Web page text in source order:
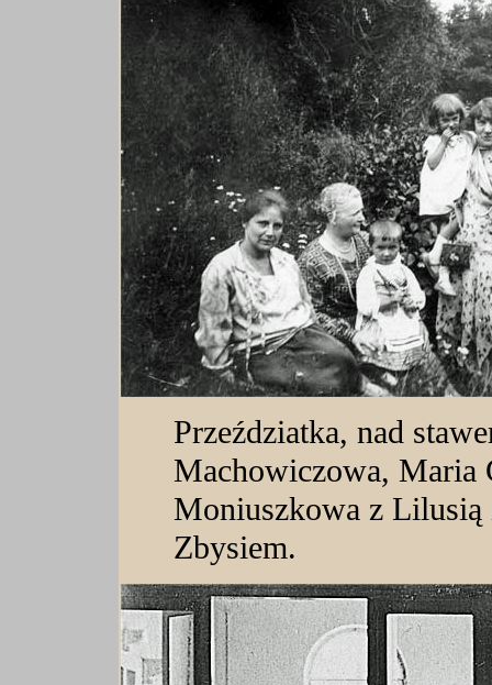
Przeździatka, nad
Machowiczowa, Maria
Moniuszkowa z Lilusią
Zbysiem.